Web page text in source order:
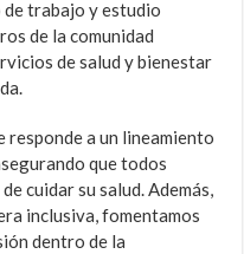
trabajo y estudio
de la comunidad
de salud y bienestar
responde a un lineamiento
que todos
cuidar su salud. Además,
inclusiva, fomentamos
dentro de la